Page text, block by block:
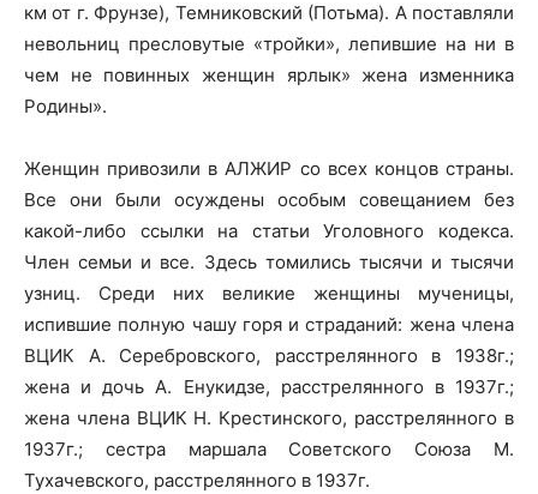
км от г. Фрунзе), Темниковский (Потьма). А поставляли
невольниц пресловутые «тройки», лепившие на ни в
чем не повинных женщин ярлык» жена изменника
Родины».
Женщин привозили в АЛЖИР со всех концов страны.
Все они были осуждены особым совещанием без
какой-либо ссылки на статьи Уголовного кодекса.
Член семьи и все. Здесь томились тысячи и тысячи
узниц. Среди них великие женщины мученицы,
испившие полную чашу горя и страданий: жена члена
ВЦИК А. Серебровского, расстрелянного в 1938г.;
жена и дочь А. Енукидзе, расстрелянного в 1937г.;
жена члена ВЦИК Н. Крестинского, расстрелянного в
1937г.; сестра маршала Советского Союза М.
Тухачевского, расстрелянного в 1937г.